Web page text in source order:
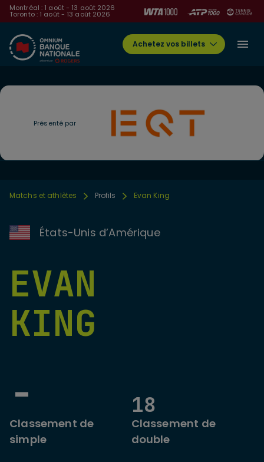
Montréal : 1 août - 13 août 2026
Toronto : 1 août - 13 août 2026
Achetez vos billets
Présenté par
Matchs et athlètes Profils Evan King
États-Unis d’Amérique
EVAN
KING
-
Classement de
simple
18
Classement de
double